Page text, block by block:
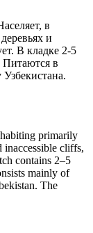
в
и
В кладке 2-5
Питаются в
primarily
inaccessible cliffs,
contains 2–5
mainly of
The